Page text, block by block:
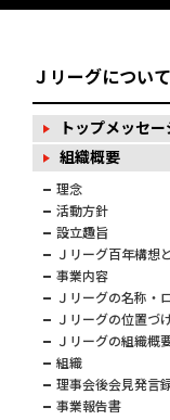
Ｊリーグについて
トップメッセー
組織概要
理念
活動方針
設立趣旨
Ｊリーグ百年構想
事業内容
Ｊリーグの名称・
Ｊリーグの位置づ
Ｊリーグの組織概
組織
理事会後会見発言
事業報告書